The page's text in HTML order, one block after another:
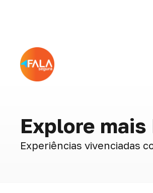
Explore
Experiências vivenciadas